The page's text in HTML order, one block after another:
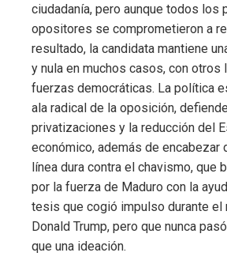
ciudadanía, pero aunque todos los
opositores se comprometieron a
resultado, la candidata mantiene
y nula en muchos casos, con otros
fuerzas democráticas. La política
ala radical de la oposición,
privatizaciones y la reducción del
económico, además de encabezar
línea dura contra el chavismo, que
por la fuerza de Maduro con la
tesis que cogió impulso durante el
Donald Trump, pero que nunca
que una ideación.